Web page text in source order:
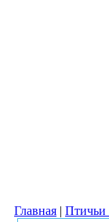
Главная | Птичьи